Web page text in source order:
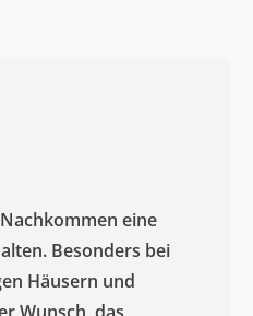
eine
Besonders bei
Häusern und